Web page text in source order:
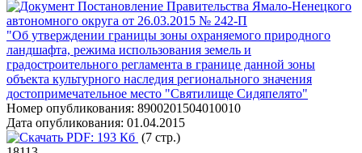
Постановление Правительства Ямало-Ненецкого
автономного округа от 26.03.2015 № 242-П
"Об утверждении границы зоны охраняемого природного
ландшафта, режима использования земель и
градостроительного регламента в границе данной зоны
объекта культурного наследия регионального значения
достопримечательное место "Святилище Сидяпелято"
Номер опубликования: 8900201504010010
Дата опубликования: 01.04.2015
PDF: 193 Кб (7 стр.)